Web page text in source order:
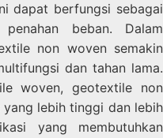
dapat berfungsi sebagai
beban. Dalam
non woven semakin
dan tahan lama.
woven, geotextile non
lebih tinggi dan lebih
yang membutuhkan